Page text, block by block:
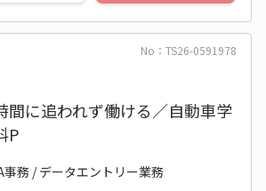
No：TS26-0591978
に追われず働ける／自動車学
P
事務 / データエントリー業務